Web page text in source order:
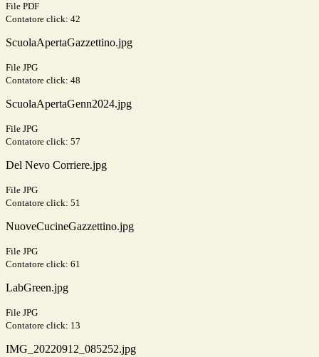
File PDF
Contatore click: 42
ScuolaApertaGazzettino.jpg
File JPG
Contatore click: 48
ScuolaApertaGenn2024.jpg
File JPG
Contatore click: 57
Del Nevo Corriere.jpg
File JPG
Contatore click: 51
NuoveCucineGazzettino.jpg
File JPG
Contatore click: 61
LabGreen.jpg
File JPG
Contatore click: 13
IMG_20220912_085252.jpg